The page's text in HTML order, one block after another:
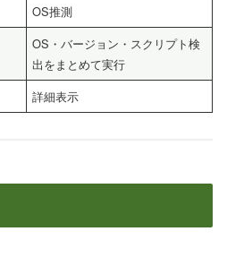
OS推測
OS・バージョン・スクリプト検
出をまとめて実行
詳細表示